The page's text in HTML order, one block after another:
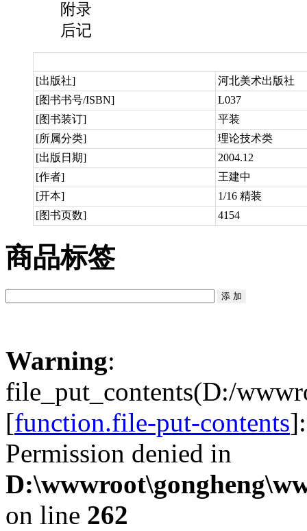
附录
后记
[出版社]
河北美术出版社
[图书书号/ISBN]
L037
[图书装订]
平装
[所属分类]
理论技术类
[出版日期]
2004.12
[作者]
王建中
[开本]
1/16 精装
[图书页数]
4154
商品标签
Warning:
file_put_contents(D:/
[function.file-put-contents
Permission denied in
on line 262